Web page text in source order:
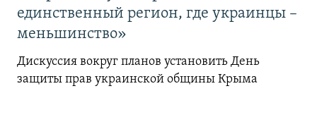
единственный регион, где украинцы –
меньшинство»
Дискуссия вокруг планов установить День
защиты прав украинской общины Крыма